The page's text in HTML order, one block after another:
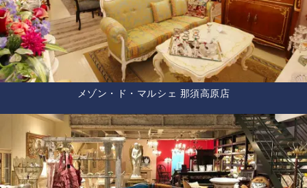
メゾン・ド・マルシェ 那須高原店